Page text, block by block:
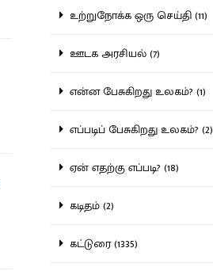
உற்றுநோக்க ஒரு செய்தி (11)
ஊடக அரசியல் (7)
என்ன பேசுகிறது உலகம்? (1)
எப்படிப் பேசுகிறது உலகம்? (2)
ஏன் எதற்கு எப்படி? (18)
கடிதம் (2)
கட்டுரை (1335)